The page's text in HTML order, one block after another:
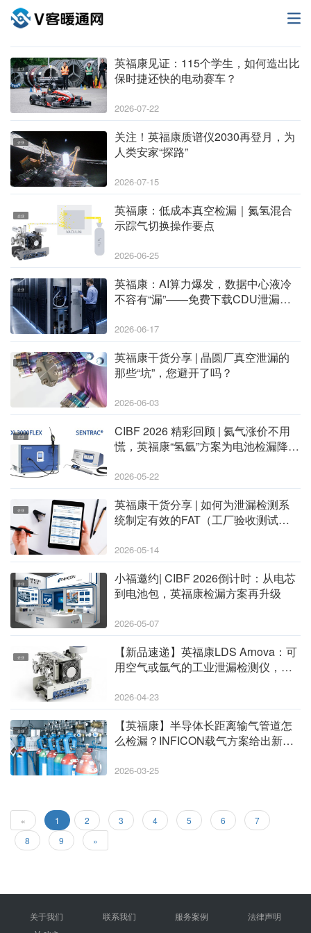
企业
英福康见证：115个学生，如何造出比
保时捷还快的电动赛车？
2026-07-22
企业
关注！英福康质谱仪2030再登月，为
人类安家“探路”
2026-07-15
企业
英福康：低成本真空检漏｜氮氢混合
示踪气切换操作要点
2026-06-25
企业
英福康：AI算力爆发，数据中心液冷
不容有“漏”——免费下载CDU泄漏检
2026-06-17
企业
英福康干货分享 | 晶圆厂真空泄漏的
那些“坑”，您避开了吗？
2026-06-03
企业
CIBF 2026 精彩回顾 | 氦气涨价不用
慌，英福康“氢氩”方案为电池检漏降本
2026-05-22
企业
英福康干货分享 | 如何为泄漏检测系
统制定有效的FAT（工厂验收测试）
程）
2026-05-14
企业
小福邀约| CIBF 2026倒计时：从电芯
到电池包，英福康检漏方案再升级
2026-05-07
企业
【新品速递】英福康LDS Arnova：可
用空气或氩气的工业泄漏检测仪，来
2026-04-23
企业
【英福康】半导体长距离输气管道怎
么检漏？INFICON载气方案给出新答
2026-03-25
« 1 2 3 4 5 6
7
8
9 »
关于我们 联系我们 服务案例
法律声明